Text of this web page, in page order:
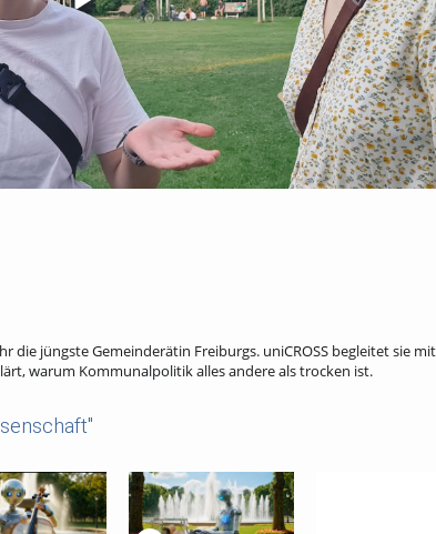
die jüngste Gemeinderätin Freiburgs. uniCROSS begleitet sie
warum Kommunalpolitik alles andere als trocken ist.